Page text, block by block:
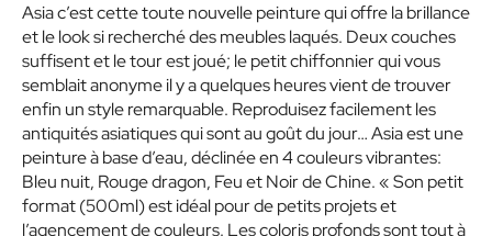
Asia c’est cette toute nouvelle peinture qui offre la brillance
et le look si recherché des meubles laqués. Deux couches
suffisent et le tour est joué; le petit chiffonnier qui vous
semblait anonyme il y a quelques heures vient de trouver
enfin un style remarquable. Reproduisez facilement les
antiquités asiatiques qui sont au goût du jour… Asia est une
peinture à base d’eau, déclinée en 4 couleurs vibrantes:
Bleu nuit, Rouge dragon, Feu et Noir de Chine. « Son petit
format (500ml) est idéal pour de petits projets et
l’agencement de couleurs. Les coloris profonds sont tout à